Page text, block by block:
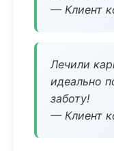
— Клиент
Лечили
идеально
заботу!
— Клиент